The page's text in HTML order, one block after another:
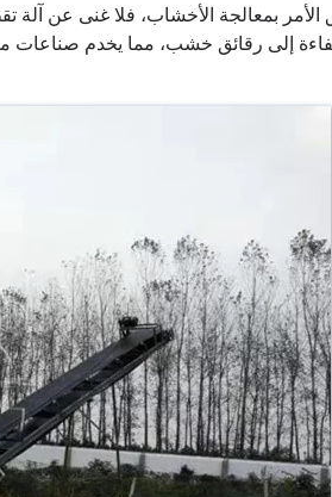
الأمر بمعالجة الأخشاب، فلا غنى عن آلة
إلى رقائق خشب، مما يخدم صناعات